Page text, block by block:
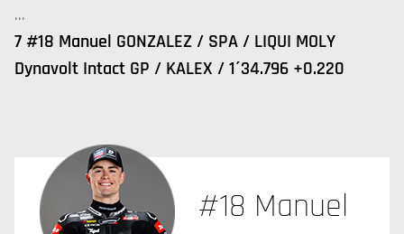
…
7 #18 Manuel GONZALEZ / SPA / LIQUI MOLY
Dynavolt Intact GP / KALEX / 1´34.796 +0.220
#18 Manuel